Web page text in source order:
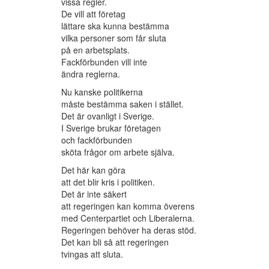
De vill att företag
lättare ska kunna bestämma
vilka personer som får sluta
på en arbetsplats.
Fackförbunden vill inte
ändra reglerna.
Nu kanske politikerna
måste bestämma saken i stället.
Det är ovanligt i Sverige.
I Sverige brukar företagen
och fackförbunden
sköta frågor om arbete själva.
Det här kan göra
att det blir kris i politiken.
Det är inte säkert
att regeringen kan komma överens
med Centerpartiet och Liberalerna.
Regeringen behöver ha deras stöd.
Det kan bli så att regeringen
tvingas att sluta.